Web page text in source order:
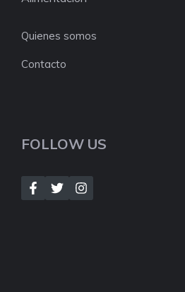
Quienes somos
Contacto
FOLLOW US